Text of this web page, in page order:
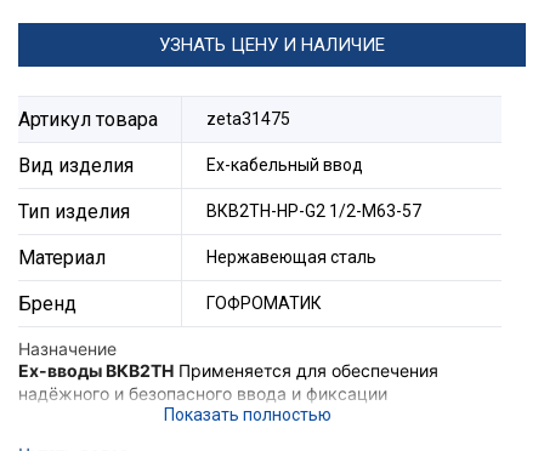
УЗНАТЬ ЦЕНУ И НАЛИЧИЕ
Артикул товара zeta31475
Вид изделия Ех-кабельный ввод
Тип изделия ВКВ2ТН-НР-G2 1/2-М63-57
Материал Нержавеющая сталь
Бренд ГОФРОМАТИК
Назначение
Ex-вводы ВКВ2ТН Применяется для обеспечения
надёжного и безопасного ввода и фиксации
небронированного кабеля, проложенного в трубе в